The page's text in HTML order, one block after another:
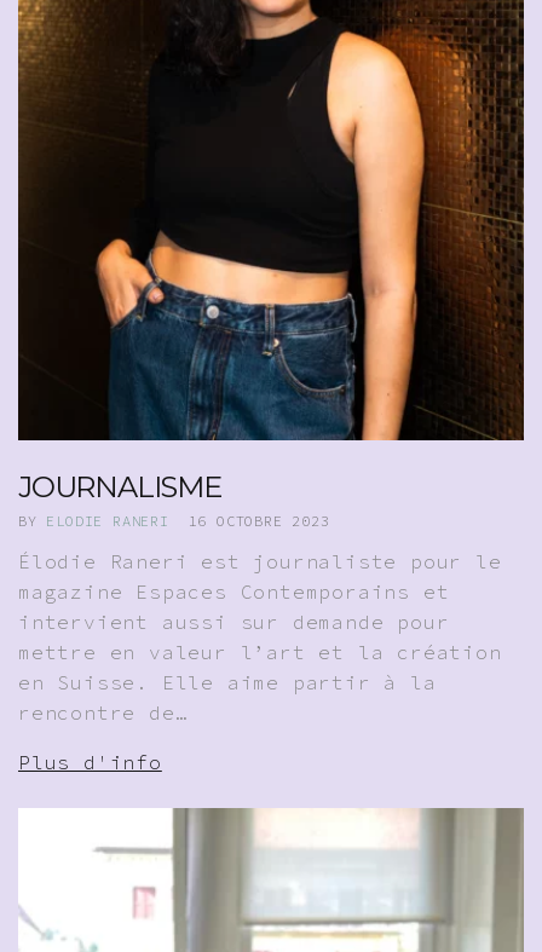
JOURNALISME
BY ELODIE RANERI 16 OCTOBRE 2023
Élodie Raneri est journaliste pour le
magazine Espaces Contemporains et
intervient aussi sur demande pour
mettre en valeur l’art et la création
en Suisse. Elle aime partir à la
rencontre de…
Plus d'info